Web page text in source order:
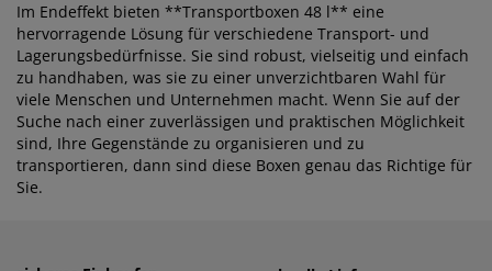
Im Endeffekt bieten **Transportboxen 48 l** eine
hervorragende Lösung für verschiedene Transport- und
Lagerungsbedürfnisse. Sie sind robust, vielseitig und einfach
zu handhaben, was sie zu einer unverzichtbaren Wahl für
viele Menschen und Unternehmen macht. Wenn Sie auf der
Suche nach einer zuverlässigen und praktischen Möglichkeit
sind, Ihre Gegenstände zu organisieren und zu
transportieren, dann sind diese Boxen genau das Richtige für
Sie.